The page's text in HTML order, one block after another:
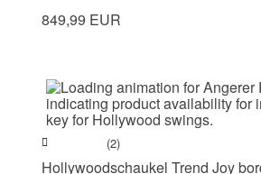
849,99 EUR
(2)
Hollywoodschaukel Trend Joy